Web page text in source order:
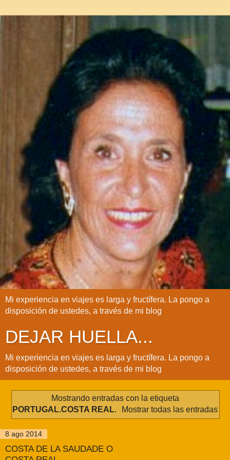
Mi experiencia en viajes es larga y fructífera. La pongo a
disposición de ustedes, a través de mi blog
DEJAR HUELLA...
Mi experiencia en viajes es larga y fructífera. La pongo a
disposición de ustedes, a través de mi blog
Mostrando entradas con la etiqueta
PORTUGAL.COSTA REAL. Mostrar todas las entradas
8 ago 2014
COSTA DE LA SAUDADE O